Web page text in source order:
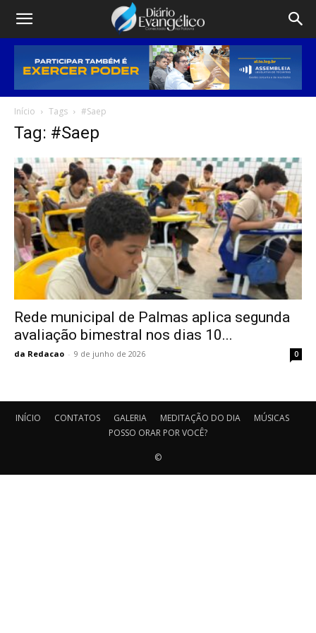
Início Tags #Saep
Tag: #Saep
Rede municipal de Palmas aplica segunda
avaliação bimestral nos dias 10...
da Redacao - 9 de junho de 2026 0
INÍCIO CONTATOS GALERIA MEDITAÇÃO DO DIA
MÚSICAS
POSSO ORAR POR VOCÊ?
©